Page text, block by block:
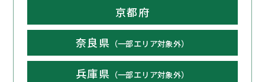
京都府
奈良県 （一部エリア対象外）
兵庫県 （一部エリア対象外）